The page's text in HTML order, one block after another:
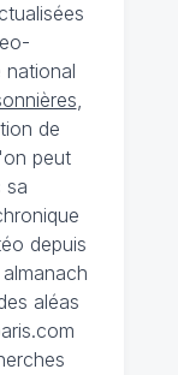
national
,
de
peut
sa
depuis
aléas